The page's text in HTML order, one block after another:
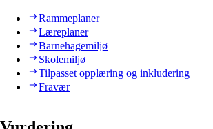
Rammeplaner
Læreplaner
Barnehagemiljø
Skolemiljø
Tilpasset opplæring og inkludering
Fravær